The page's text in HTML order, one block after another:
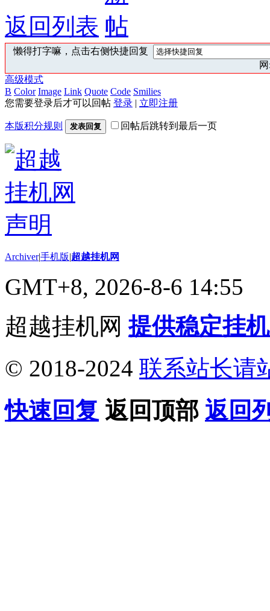
返回列表
懒得打字嘛，点击右侧快捷回复
高级模式
B Color Image Link Quote Code Smilies
您需要登录后才可以回帖 登录 | 立即注册
本版积分规则 发表回复 回帖后跳转到最后一页
Archiver|手机版|超越挂机网
GMT+8, 2026-8-6 14:55
超越挂机网提供稳定挂
© 2018-2024 联系站长请
快速回复 返回顶部 返回